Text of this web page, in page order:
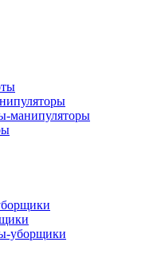
манипуляторы
уборщики